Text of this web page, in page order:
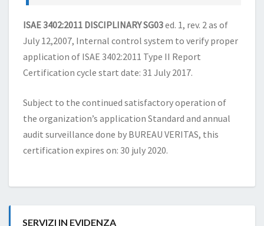
ISAE 3402:2011 DISCIPLINARY SG03ed. 1, rev. 2 as of
July 12,2007, Internal control system to verify proper
application of ISAE 3402:2011 Type II Report
Certification cycle start date: 31 July 2017.
Subject to the continued satisfactory operation of
the organization’s application Standard and annual
audit surveillance done by BUREAU VERITAS, this
certification expires on: 30 july 2020.
SERVIZI IN EVIDENZA